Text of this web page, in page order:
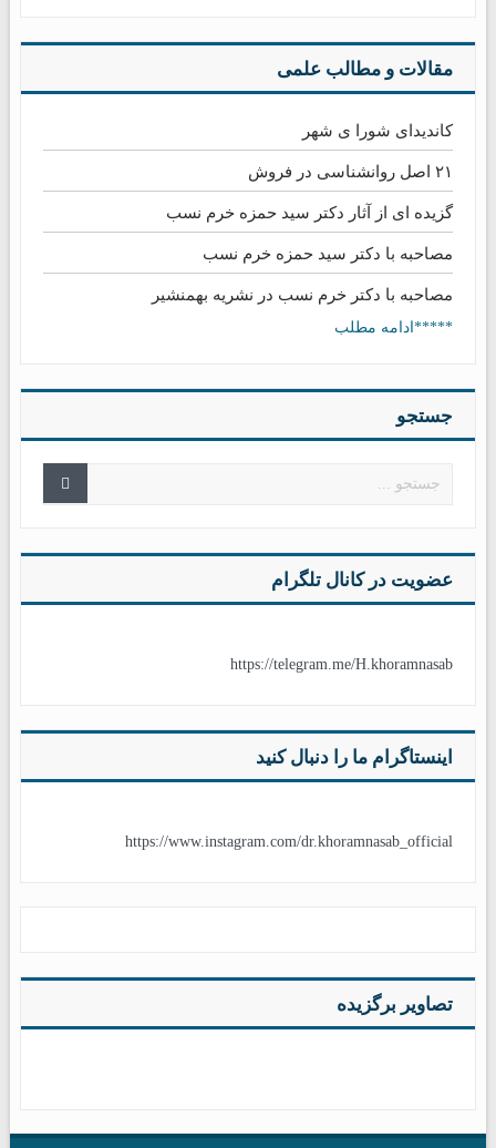
مقالات و مطالب علمی
کاندیدای شورا ی شهر
۲۱ اصل روانشناسی در فروش
گزیده ای از آثار دکتر سید حمزه خرم نسب
مصاحبه با دکتر سید حمزه خرم نسب
مصاحبه با دکتر خرم نسب در نشریه بهمنشیر
*****ادامه مطلب
جستجو
عضویت در کانال تلگرام
https://telegram.me/H.khoramnasab
اینستاگرام ما را دنبال کنید
https://www.instagram.com/dr.khoramnasab_official
تصاویر برگزیده